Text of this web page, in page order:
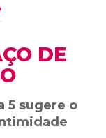
DE
5 sugere o